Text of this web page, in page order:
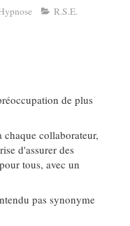
R.S.E.
de plus
collaborateur,
d'assurer des
tous, avec un
pas synonyme